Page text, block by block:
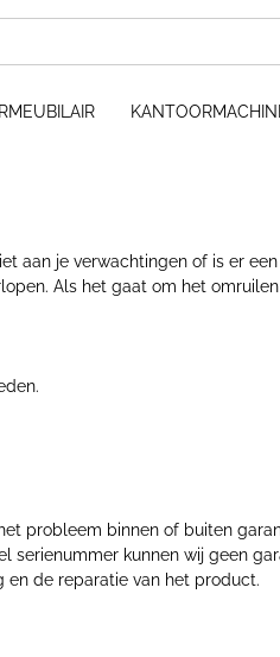
aan je verwachtingen of is er
Als het gaat om het
probleem binnen of buiten
kunnen wij geen
en de reparatie van het product.